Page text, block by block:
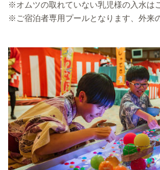
※オムツの取れていない乳児様の入水は
※ご宿泊者専用プールとなります、外来